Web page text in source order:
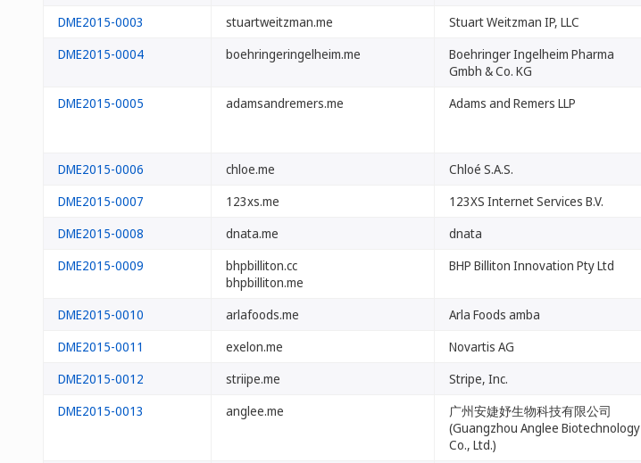
DME2015-0003 stuartweitzman.me Stuart Weitzman IP, LLC
DME2015-0004
boehringeringelheim.me
Boehringer Ingelheim Pharma
Gmbh & Co. KG
DME2015-0005 adamsandremers.me Adams and Remers LLP
DME2015-0006 chloe.me Chloé S.A.S.
DME2015-0007
123xs.me 123XS Internet Services B.V.
DME2015-0008
dnata.me dnata
DME2015-0009
bhpbilliton.cc
bhpbilliton.me
BHP Billiton Innovation Pty Ltd
DME2015-0010 arlafoods.me Arla Foods amba
DME2015-0011
exelon.me Novartis AG
DME2015-0012
striipe.me Stripe, Inc.
DME2015-0013
anglee.me
广州安婕妤生物科技有限公司
(Guangzhou Anglee Biotechnology
Co., Ltd.)